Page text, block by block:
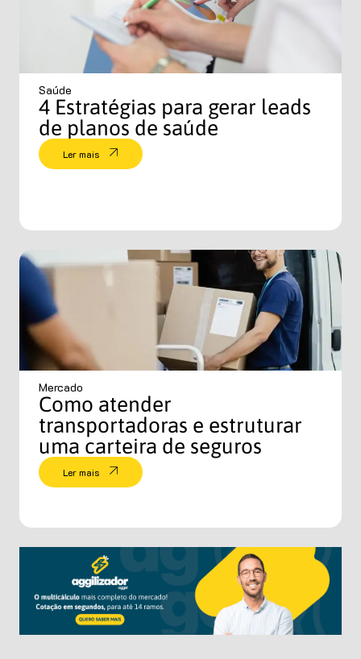
Saúde
4 Estratégias para gerar leads
de planos de saúde
Ler mais
Mercado
Como atender
transportadoras e estruturar
uma carteira de seguros
Ler mais